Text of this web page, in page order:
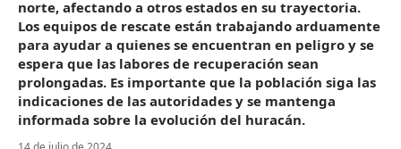
norte, afectando a otros estados en su trayectoria.
Los equipos de rescate están trabajando arduamente
para ayudar a quienes se encuentran en peligro y se
espera que las labores de recuperación sean
prolongadas. Es importante que la población siga las
indicaciones de las autoridades y se mantenga
informada sobre la evolución del huracán.